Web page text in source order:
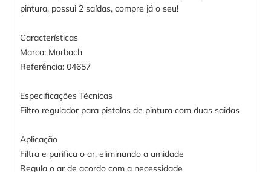
pintura, possui 2 saídas, compre já o seu!
Características
Marca: Morbach
Referência: 04657
Especificações Técnicas
Filtro regulador para pistolas de pintura com duas saidas
Aplicação
Filtra e purifica o ar, eliminando a umidade
Regula o ar de acordo com a necessidade